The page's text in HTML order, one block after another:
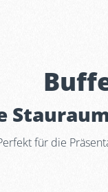
für die